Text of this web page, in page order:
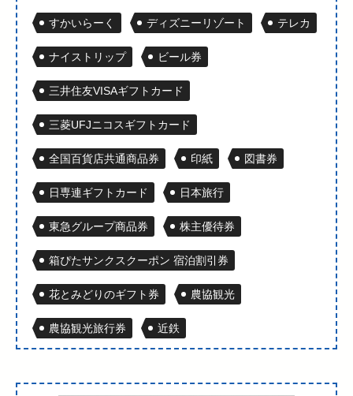
すかいらーく ディズニーリゾート テレカ
ナイストリップ ビール券
三井住友VISAギフトカード
三菱UFJニコスギフトカード
全国百貨店共通商品券 印紙 図書券
日専連ギフトカード 日本旅行
東急グループ商品券 株主優待券
箱ぴたサンクスクーポン 宿泊割引券
花とみどりのギフト券 農協観光
農協観光旅行券 近鉄